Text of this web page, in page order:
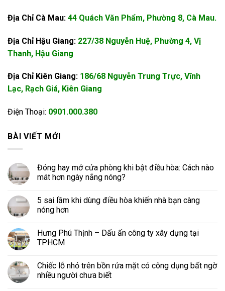
Địa Chỉ Cà Mau: 44 Quách Văn Phẩm, Phường 8, Cà Mau.
Địa Chỉ Hậu Giang: 227/38 Nguyễn Huệ, Phường 4, Vị
Thanh, Hậu Giang
Địa Chỉ Kiên Giang: 186/68 Nguyễn Trung Trực, Vĩnh
Lạc, Rạch Giá, Kiên Giang
Điện Thoại: 0901.000.380
BÀI VIẾT MỚI
Đóng hay mở cửa phòng khi bật điều hòa: Cách nào
mát hơn ngày nắng nóng?
5 sai lầm khi dùng điều hòa khiến nhà bạn càng
nóng hơn
Hưng Phú Thịnh – Dấu ấn công ty xây dựng tại
TPHCM
Chiếc lỗ nhỏ trên bồn rửa mặt có công dụng bất ngờ
nhiều người chưa biết